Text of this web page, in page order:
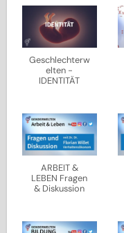
Geschlechterw
elten -
IDENTITÄT
ARBEIT &
LEBEN Fragen
& Diskussion